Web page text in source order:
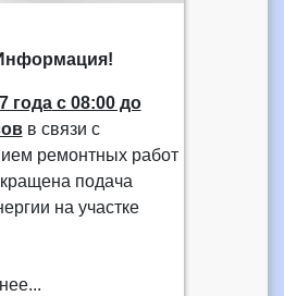
годас 08:00 до
в связи с
ремонтных работ
подача
на участке